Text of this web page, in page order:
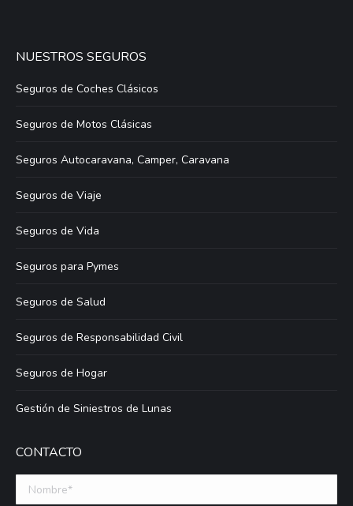
NUESTROS SEGUROS
Seguros de Coches Clásicos
Seguros de Motos Clásicas
Seguros Autocaravana, Camper, Caravana
Seguros de Viaje
Seguros de Vida
Seguros para Pymes
Seguros de Salud
Seguros de Responsabilidad Civil
Seguros de Hogar
Gestión de Siniestros de Lunas
CONTACTO
Nombre *